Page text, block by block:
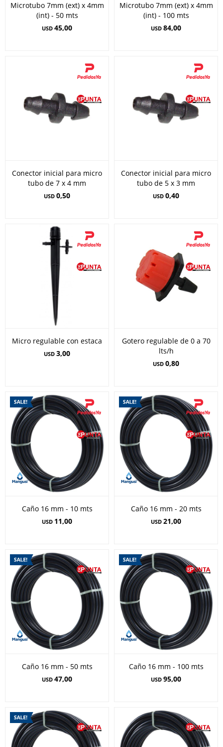
Microtubo 7mm (ext) x 4mm
(int) - 50 mts
USD 45,00
Microtubo 7mm (ext) x 4mm
(int) - 100 mts
USD 84,00
Conector inicial para micro
tubo de 7 x 4 mm
USD 0,50
Conector inicial para micro
tubo de 5 x 3 mm
USD 0,40
Micro regulable con estaca
USD 3,00
Gotero regulable de 0 a 70
lts/h
USD 0,80
Caño 16 mm - 10 mts
USD 11,00
Caño 16 mm - 20 mts
USD 21,00
Caño 16 mm - 50 mts
USD 47,00
Caño 16 mm - 100 mts
USD 95,00